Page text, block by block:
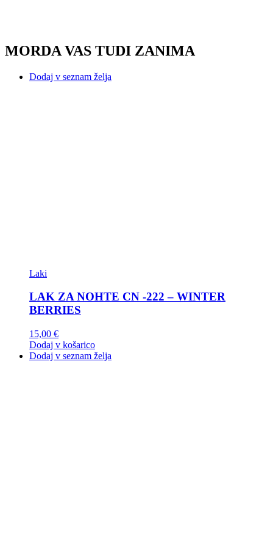
MORDA VAS TUDI ZANIMA
Dodaj v seznam želja
Laki
LAK ZA NOHTE CN -222 – WINTER
BERRIES
15,00 €
Dodaj v košarico
Dodaj v seznam želja